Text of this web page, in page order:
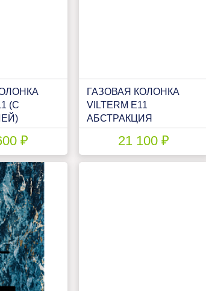
(С
₽
ГАЗОВАЯ КОЛОНКА
VILTERM E11
АБСТРАКЦИЯ
СВЕТЛАЯ (С
МОДУЛЯЦИЕЙ)
21 100 ₽